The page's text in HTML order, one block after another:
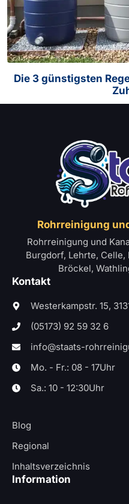
Die 3 günstigsten
Rohrreinigung
Rohrreinigung und
Burgdorf, Lehrte, Celle,
Bröckel,
Kontakt
Westerkampstr. 15,
(05173) 92 59 32 6
info@staats-
Mo. - Fr.: 08 - 17Uhr
Sa.: 10 - 12:30Uhr
Blog
Regional
Inhaltsverzeichnis
Information